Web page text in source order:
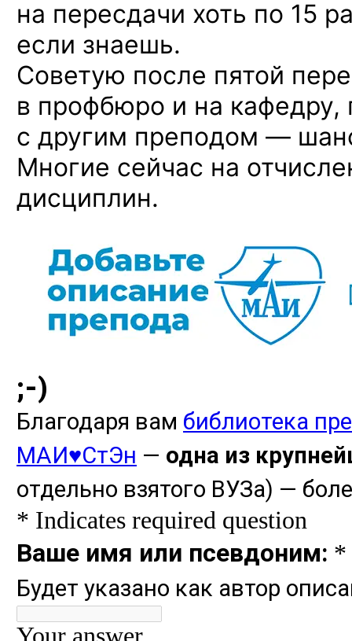
на пересдачи хоть по 15
если знаешь.
Советую после пятой
в профбюро и на кафедру,
с другим преподом —
Многие сейчас на
дисциплин.